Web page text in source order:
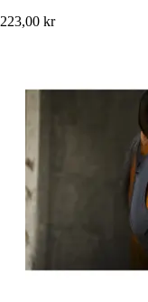
223,00 kr